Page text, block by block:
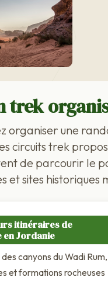
trek
organiser une
circuits trek
de parcourir le
et sites historiques
itinéraires de
en Jordanie
canyons du Wadi Rum,
et formations rocheuses